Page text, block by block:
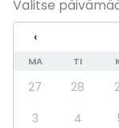
Häät
Illallinen /
Seminaari /
Valitse
‹
MA TI
27 28
3
4